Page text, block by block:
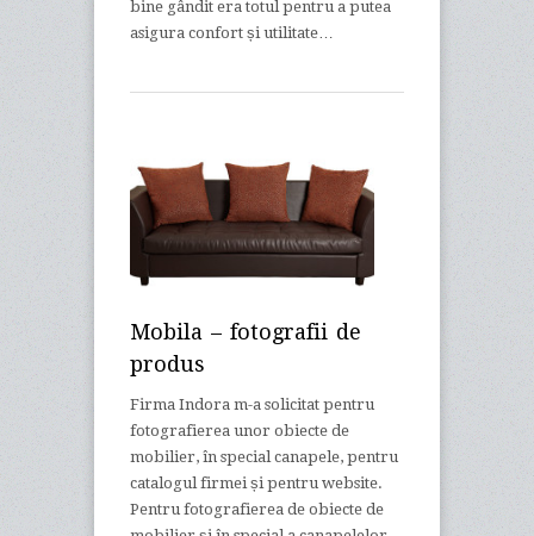
bine gândit era totul pentru a putea
asigura confort și utilitate…
Mobila – fotografii de
produs
Firma Indora m-a solicitat pentru
fotografierea unor obiecte de
mobilier, în special canapele, pentru
catalogul firmei și pentru website.
Pentru fotografierea de obiecte de